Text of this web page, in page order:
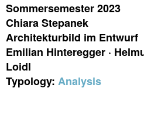
Sommersemester 2023
Chiara Stepanek
Architekturbild im Entwurf
Emilian Hinteregger ·
Loidl
Typology: Analysis